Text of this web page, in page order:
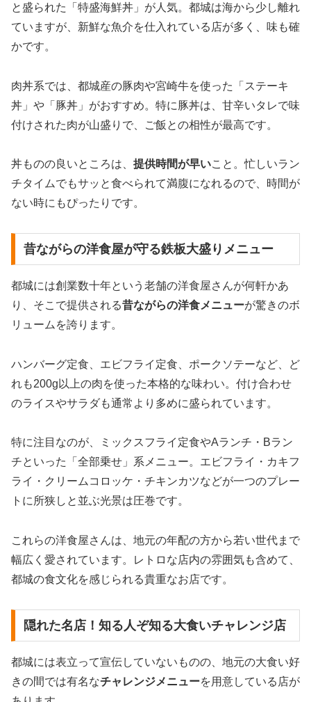
と盛られた「特盛海鮮丼」が人気。都城は海から少し離れ
ていますが、新鮮な魚介を仕入れている店が多く、味も確
かです。
肉丼系では、都城産の豚肉や宮崎牛を使った「ステーキ
丼」や「豚丼」がおすすめ。特に豚丼は、甘辛いタレで味
付けされた肉が山盛りで、ご飯との相性が最高です。
丼ものの良いところは、 提供時間が早いこと。忙しいラン
チタイムでもサッと食べられて満腹になれるので、時間が
ない時にもぴったりです。
昔ながらの洋食屋が守る鉄板大盛りメニュー
都城には創業数十年という老舗の洋食屋さんが何軒かあ
り、そこで提供される昔ながらの洋食メニューが驚きのボ
リュームを誇ります。
ハンバーグ定食、エビフライ定食、ポークソテーなど、ど
れも200g以上の肉を使った本格的な味わい。付け合わせ
のライスやサラダも通常より多めに盛られています。
特に注目なのが、ミックスフライ定食やAランチ・Bラン
チといった「全部乗せ」系メニュー。エビフライ・カキフ
ライ・クリームコロッケ・チキンカツなどが一つのプレー
トに所狭しと並ぶ光景は圧巻です。
これらの洋食屋さんは、地元の年配の方から若い世代まで
幅広く愛されています。レトロな店内の雰囲気も含めて、
都城の食文化を感じられる貴重なお店です。
隠れた名店！知る人ぞ知る大食いチャレンジ店
都城には表立って宣伝していないものの、地元の大食い好
きの間では有名なチャレンジメニューを用意している店が